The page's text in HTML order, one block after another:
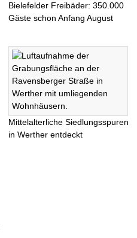
Bielefelder Freibäder: 350.000
Gäste schon Anfang August
Mittelalterliche Siedlungsspuren
in Werther entdeckt